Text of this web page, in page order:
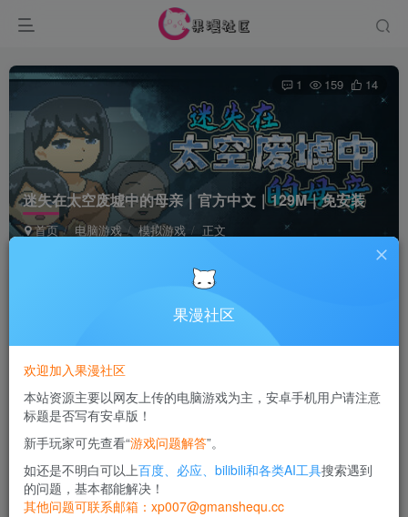
迷失在太空废墟中的母亲｜官方中文｜129M｜免安装
首页 电脑游戏 模拟游戏 正文
1 159 14
此内容为付费资源，请付费后查看
10
黄金会员免费
果漫社区
欢迎加入果漫社区
本站资源主要以网友上传的电脑游戏为主，安卓手机用户请注意
标题是否写有安卓版！
新手玩家可先查看“游戏问题解答”。
如还是不明白可以上百度、必应、bilibili和各类AI工具搜索遇到
的问题，基本都能解决！
其他问题可联系邮箱：xp007@gmanshequ.cc